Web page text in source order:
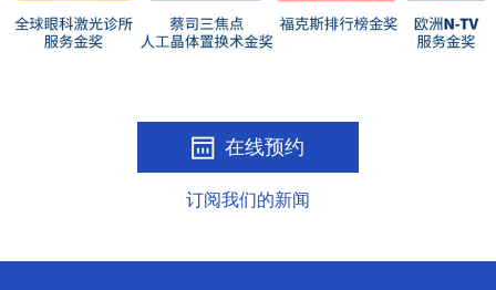
在线预约
订阅我们的新闻